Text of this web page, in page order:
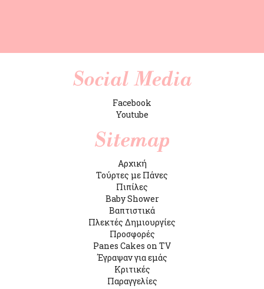
Facebook
Youtube
Αρχική
Τούρτες με Πάνες
Πιπίλες
Baby Shower
Βαπτιστικά
Πλεκτές Δημιουργίες
Προσφορές
Panes Cakes on TV
Έγραψαν για εμάς
Κριτικές
Παραγγελίες